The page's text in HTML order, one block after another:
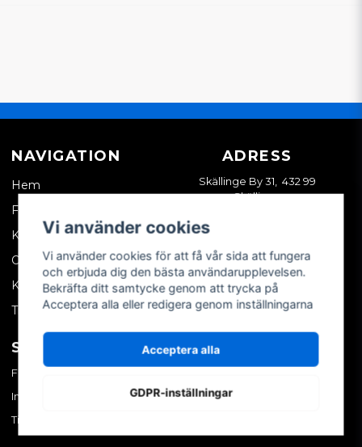
NAVIGATION
Hem
Företagskund
Kontakta oss
Om oss
Köpvillkor
Tips & trix
ADRESS
Skällinge By 31, 432 99
Skällinge
SOCIALA MEDIER
Facebook
Instagram
TikTok
MITT KONTO
Skapa konto
Vi använder cookies
Vi använder cookies för att få vår sida att fungera
och erbjuda dig den bästa användarupplevelsen.
Bekräfta ditt samtycke genom att trycka på
Acceptera alla eller redigera genom inställningarna
Acceptera alla
GDPR-inställningar